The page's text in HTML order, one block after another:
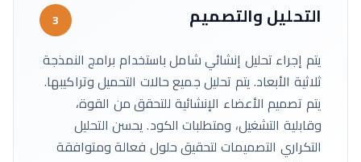
التحليل والتصميم 3
يتم إجراء تحليل إنشائي شامل باستخدام برامج النمذجة
ثلاثية الأبعاد. يتم تحليل جميع حالات التحميل وتراكيبها.
يتم تصميم الأعضاء الإنشائية للتحقق من القوة،
وقابلية التشغيل، ومتطلبات الكود. يحسن التحليل
التكراري التصميمات لتحقيق حلول فعالة ومتوافقة